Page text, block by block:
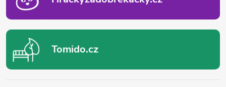
p
v
Tomido.cz